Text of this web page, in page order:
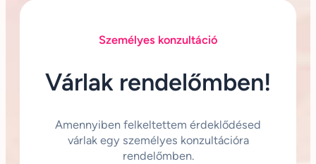
Személyes konzultáció
Várlak rendelőmben!
Amennyiben felkeltettem érdeklődésed
várlak egy személyes konzultációra
rendelőmben.